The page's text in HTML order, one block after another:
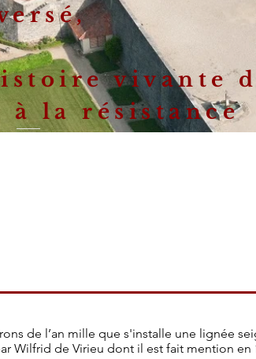
vivante
à la résistance
de l’an mille que s'installe une lignée
Wilfrid de Virieu dont il est fait mention en